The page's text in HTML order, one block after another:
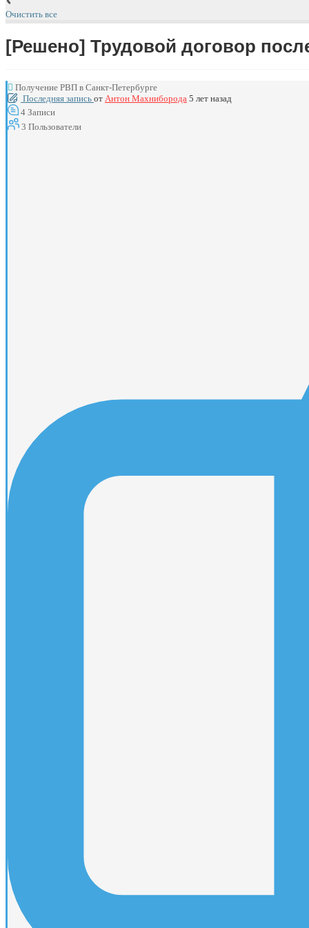
Очистить все
[Решено] Трудовой договор
Получение РВП в Санкт-Петербурге
Последняя запись от Антон Махниборода 5 лет назад
4 Записи
3 Пользователи